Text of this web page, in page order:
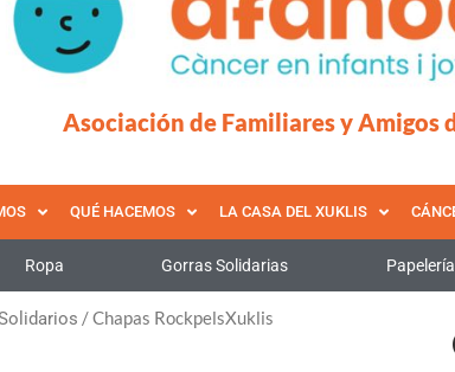
Asociación de Familiares y Amigos
QUÉ HACEMOS LA CASA DEL XUKLIS
Ropa Gorras Solidarias Papelería
/ Chapas RockpelsXuklis